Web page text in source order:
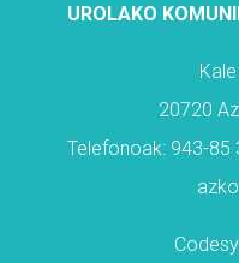
UROLAKO
20720
Telefonoak: 943-85